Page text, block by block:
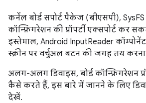
कर्नेल बोर्ड सपोर्ट पैकेज (बीएसपी),
कॉन्फ़िगरेशन की प्रॉपर्टी एक्सपोर्ट कर
इस्तेमाल, Android InputReader
स्क्रीन पर वर्चुअल बटन की जगह तय
अलग-अलग डिवाइस, बोर्ड कॉन्फ़िगरेशन
कैसे करते हैं, इस बारे में जानने के लिए
देखें.